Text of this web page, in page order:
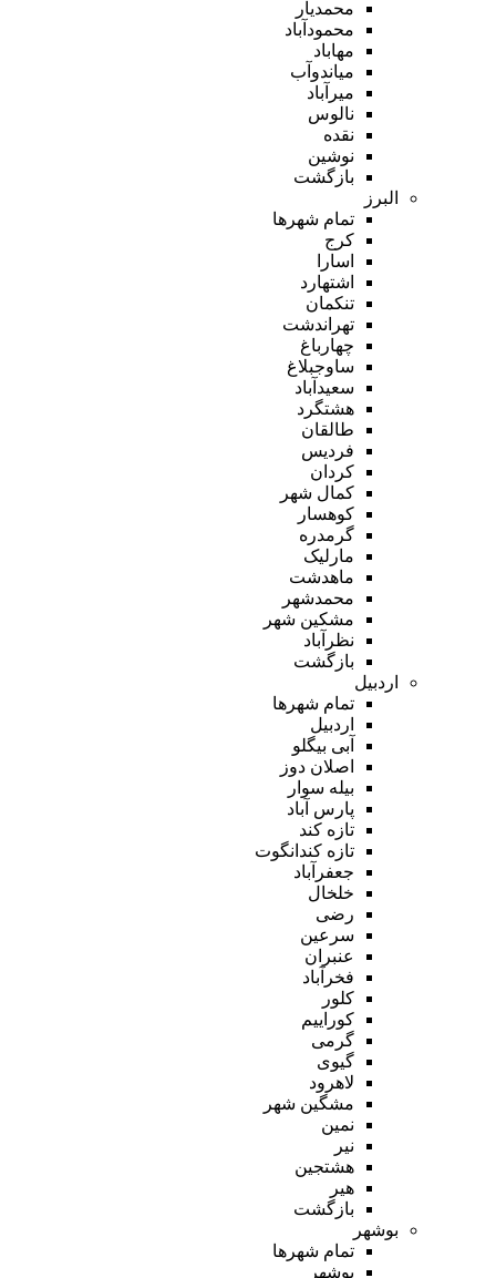
محمدیار
محمودآباد
مهاباد
میاندوآب
میرآباد
نالوس
نقده
نوشین
بازگشت
البرز
تمام شهر‌ها
کرج
اسارا
اشتهارد
تنکمان
تهراندشت
چهارباغ
ساوجبلاغ
سعیدآباد
هشتگرد
طالقان
فردیس
کردان
کمال شهر
کوهسار
گرمدره
مارلیک
ماهدشت
محمدشهر
مشکین شهر
نظرآباد
بازگشت
اردبیل
تمام شهر‌ها
اردبیل
آبی بیگلو
اصلان دوز
بیله سوار
پارس آباد
تازه کند
تازه کندانگوت
جعفرآباد
خلخال
رضی
سرعین
عنبران
فخرآباد
کلور
کوراییم
گرمی
گیوی
لاهرود
مشگین شهر
نمین
نیر
هشتجین
هیر
بازگشت
بوشهر
تمام شهر‌ها
بوشهر